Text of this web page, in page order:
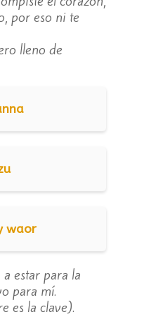
por eso ni te
lleno de
waor
estar para la
para mí.
es la clave).